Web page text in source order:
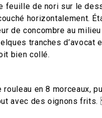
feuille de nori sur le
horizontalement.
de concombre au
tranches
bien collé.
rouleau en 8 morceaux,
avec des oignons